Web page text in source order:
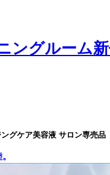
グケア美容液 サロン専売品